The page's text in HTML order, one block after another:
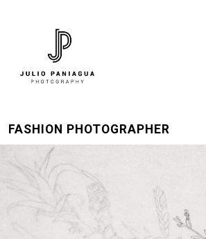
FASHION PHOTOGRAPHER